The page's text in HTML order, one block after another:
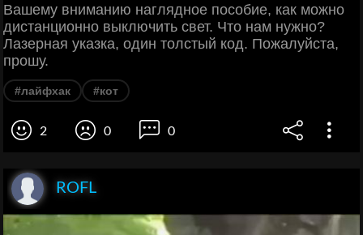
Вашему вниманию наглядное пособие, как можно
дистанционно выключить свет. Что нам нужно?
Лазерная указка, один толстый код. Пожалуйста,
прошу.
#лайфхак #кот
2 0 0
ROFL